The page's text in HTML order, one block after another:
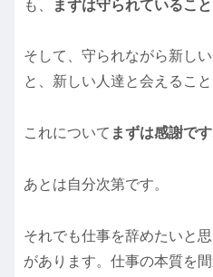
も、
まずは守られていること
そして、守られながら新し
と、新しい人達と会えるこ
これについて まずは感謝です
あとは自分次第です。
それでも仕事を辞めたいと
があります。仕事の本質を